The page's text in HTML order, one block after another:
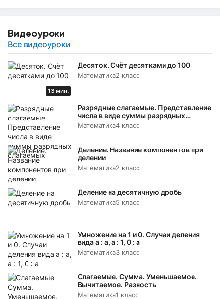
Видеоуроки
Все видеоуроки
13 мин.
Десяток. Счёт десятками до 100
Математика2 класс
Разрядные слагаемые. Представление
числа в виде суммы разрядных
слагаемых
Математика4 класс
Деление. Название компонентов при
делении
Математика2 класс
Деление на десятичную дробь
Математика5 класс
Умножение на 1 и 0. Случаи деления
вида а : а, а : 1, 0 : а
Математика3 класс
Слагаемые. Сумма. Уменьшаемое.
Вычитаемое. Разность
Математика1 класс